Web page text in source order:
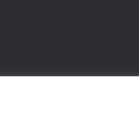
ถนนเสรีไทย แขวงคลองจั่น เขตบา